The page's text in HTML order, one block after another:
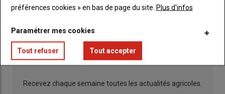
INSCRIPTION NEWSLETTER
Recevez chaque semaine toutes les actualités agricoles.
préférences cookies » en bas de page du site. Plus d'infos
Paramétrer mes cookies
Tout refuser Tout accepter